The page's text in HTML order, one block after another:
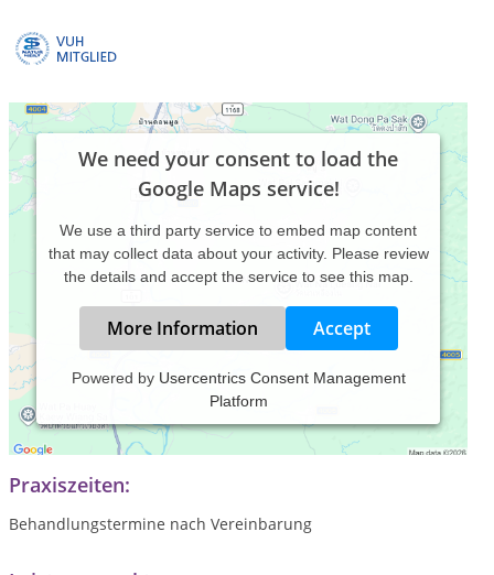
We need your consent to load the
Google Maps service!
We use a third party service to embed map content
that may collect data about your activity. Please review
the details and accept the service to see this map.
More Information Accept
Powered by Usercentrics Consent Management
Platform
Naturheilpraxis für Akupunktur, Darmanalyse und
Umstimmungstherapien
Praxiszeiten:
Behandlungstermine nach Vereinbarung